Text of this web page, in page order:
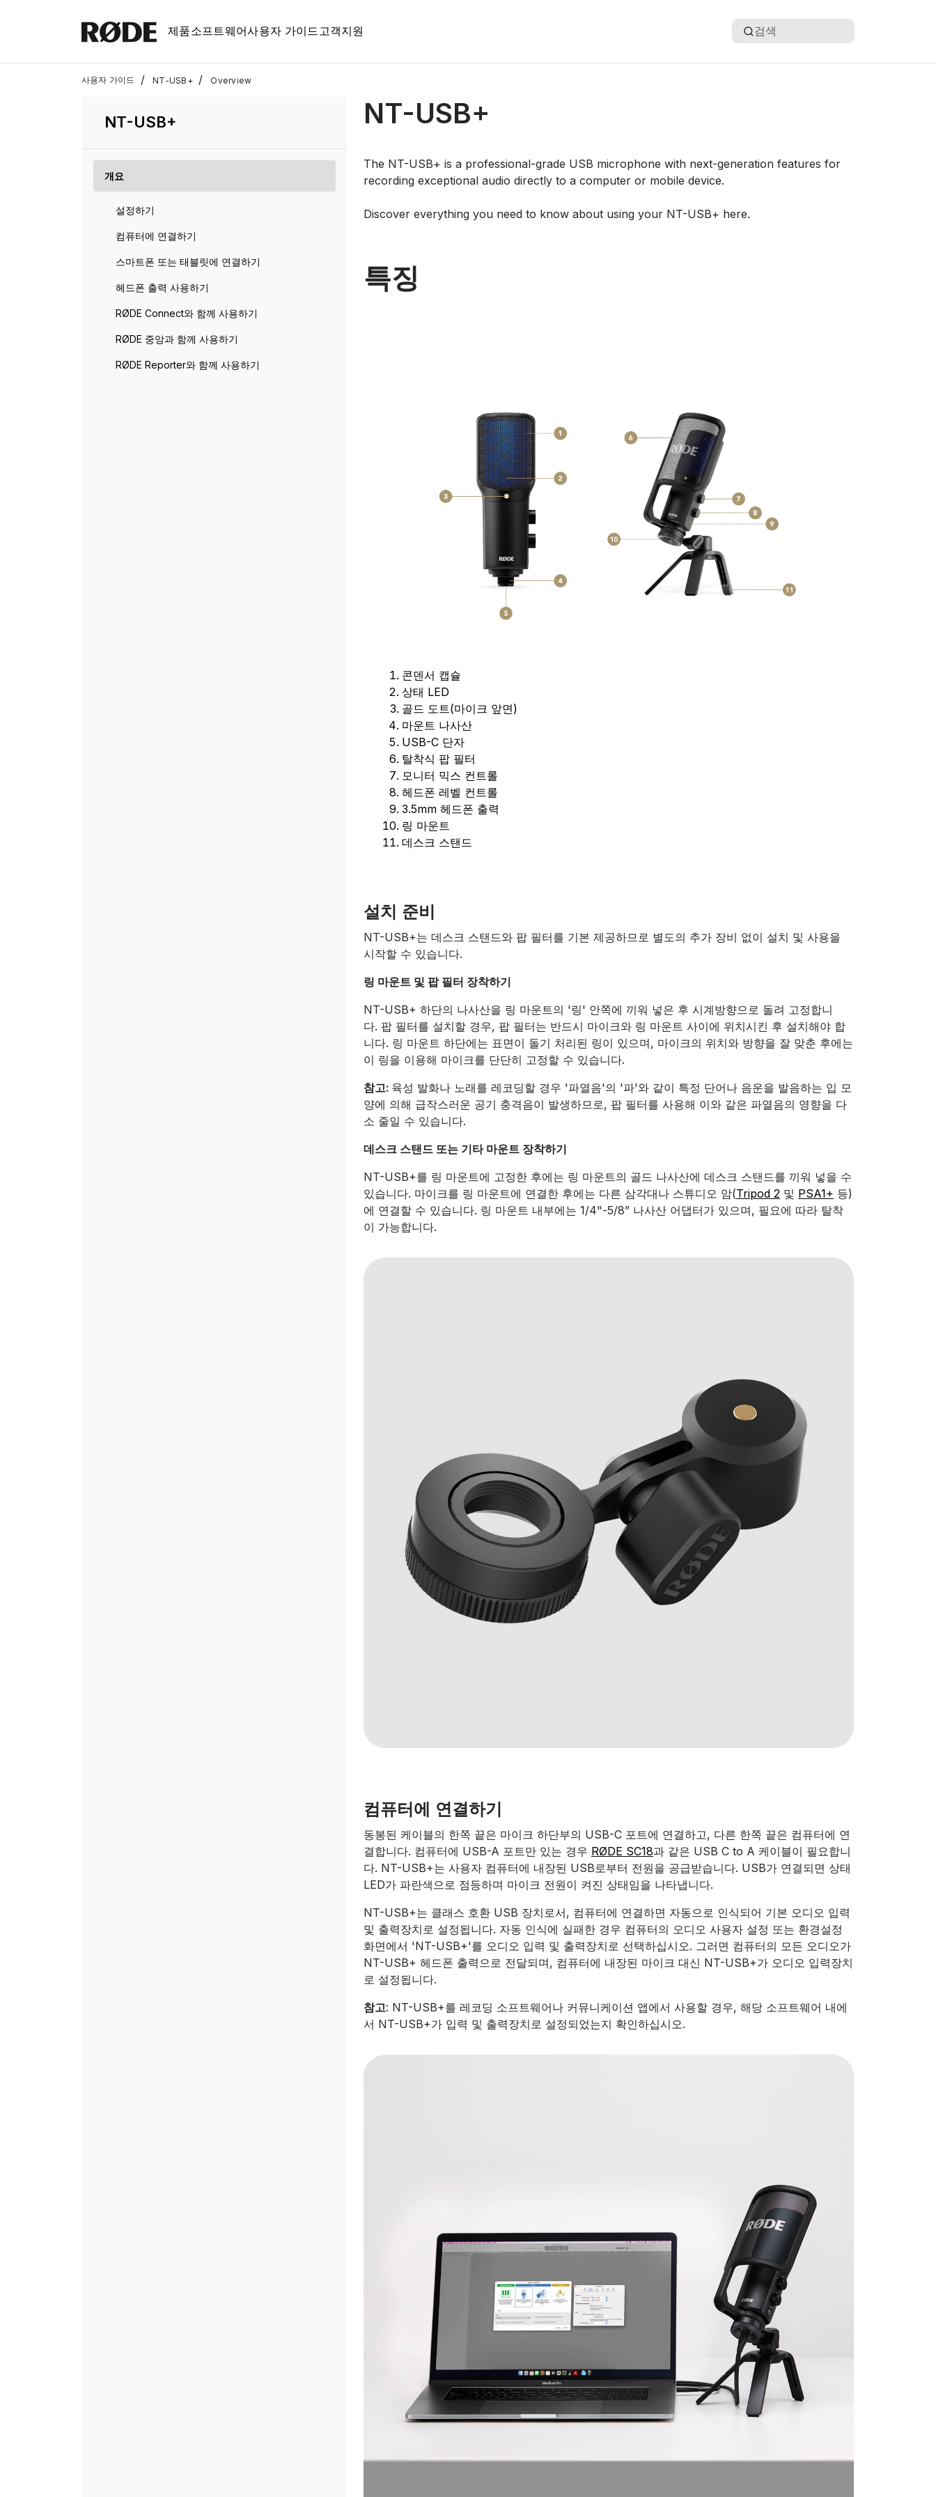
제품소프트웨어사용자 가이드고객지원 검색
사용자 가이드 / NT-USB+ / Overview
NT-USB+
개요
설정하기
컴퓨터에 연결하기
스마트폰 또는 태블릿에 연결하기
헤드폰 출력 사용하기
RØDE Connect와 함께 사용하기
RØDE 중앙과 함께 사용하기
RØDE Reporter와 함께 사용하기
NT-USB+
The NT-USB+ is a professional-grade USB microphone with next-generation features for
recording exceptional audio directly to a computer or mobile device.
Discover everything you need to know about using your NT-USB+ here.
특징
콘덴서 캡슐
상태 LED
골드 도트(마이크 앞면)
마운트 나사산
USB-C 단자
탈착식 팝 필터
모니터 믹스 컨트롤
헤드폰 레벨 컨트롤
3.5mm 헤드폰 출력
링 마운트
데스크 스탠드
설치 준비
NT-USB+는 데스크 스탠드와 팝 필터를 기본 제공하므로 별도의 추가 장비 없이 설치 및 사용을
시작할 수 있습니다.
링 마운트 및 팝 필터 장착하기
NT-USB+ 하단의 나사산을 링 마운트의 '링' 안쪽에 끼워 넣은 후 시계방향으로 돌려 고정합니
다. 팝 필터를 설치할 경우, 팝 필터는 반드시 마이크와 링 마운트 사이에 위치시킨 후 설치해야 합
니다. 링 마운트 하단에는 표면이 돌기 처리된 링이 있으며, 마이크의 위치와 방향을 잘 맞춘 후에는
이 링을 이용해 마이크를 단단히 고정할 수 있습니다.
참고: 육성 발화나 노래를 레코딩할 경우 '파열음'의 '파'와 같이 특정 단어나 음운을 발음하는 입 모
양에 의해 급작스러운 공기 충격음이 발생하므로, 팝 필터를 사용해 이와 같은 파열음의 영향을 다
소 줄일 수 있습니다.
데스크 스탠드 또는 기타 마운트 장착하기
NT-USB+를 링 마운트에 고정한 후에는 링 마운트의 골드 나사산에 데스크 스탠드를 끼워 넣을 수
있습니다. 마이크를 링 마운트에 연결한 후에는 다른 삼각대나 스튜디오 암(Tripod 2 및 PSA1+ 등)
에 연결할 수 있습니다. 링 마운트 내부에는 1/4"-5/8” 나사산 어댑터가 있으며, 필요에 따라 탈착
이 가능합니다.
컴퓨터에 연결하기
동봉된 케이블의 한쪽 끝은 마이크 하단부의 USB-C 포트에 연결하고, 다른 한쪽 끝은 컴퓨터에 연
결합니다. 컴퓨터에 USB-A 포트만 있는 경우 RØDE SC18과 같은 USB C to A 케이블이 필요합니
다. NT-USB+는 사용자 컴퓨터에 내장된 USB로부터 전원을 공급받습니다. USB가 연결되면 상태
LED가 파란색으로 점등하며 마이크 전원이 켜진 상태임을 나타냅니다.
NT-USB+는 클래스 호환 USB 장치로서, 컴퓨터에 연결하면 자동으로 인식되어 기본 오디오 입력
및 출력장치로 설정됩니다. 자동 인식에 실패한 경우 컴퓨터의 오디오 사용자 설정 또는 환경설정
화면에서 'NT-USB+'를 오디오 입력 및 출력장치로 선택하십시오. 그러면 컴퓨터의 모든 오디오가
NT-USB+ 헤드폰 출력으로 전달되며, 컴퓨터에 내장된 마이크 대신 NT-USB+가 오디오 입력장치
로 설정됩니다.
참고: NT-USB+를 레코딩 소프트웨어나 커뮤니케이션 앱에서 사용할 경우, 해당 소프트웨어 내에
서 NT-USB+가 입력 및 출력장치로 설정되었는지 확인하십시오.